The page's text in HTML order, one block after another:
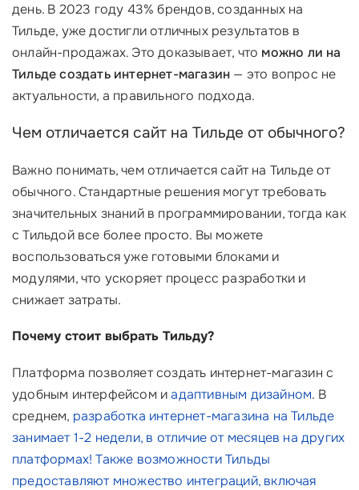
день. В 2023 году 43% брендов, созданных на
Тильде, уже достигли отличных результатов в
онлайн-продажах. Это доказывает, что можно ли на
Тильде создать интернет-магазин — это вопрос не
актуальности, а правильного подхода.
Чем отличается сайт на Тильде от обычного?
Важно понимать, чем отличается сайт на Тильде от
обычного. Стандартные решения могут требовать
значительных знаний в программировании, тогда как
с Тильдой все более просто. Вы можете
воспользоваться уже готовыми блоками и
модулями, что ускоряет процесс разработки и
снижает затраты.
Почему стоит выбрать Тильду?
Платформа позволяет создать интернет-магазин с
удобным интерфейсом иадаптивным дизайном. В
среднем, разработка интернет-магазина на Тильде
занимает 1-2 недели, в отличие от месяцев на других
платформах! Также возможности Тильды
предоставляют множество интеграций, включая